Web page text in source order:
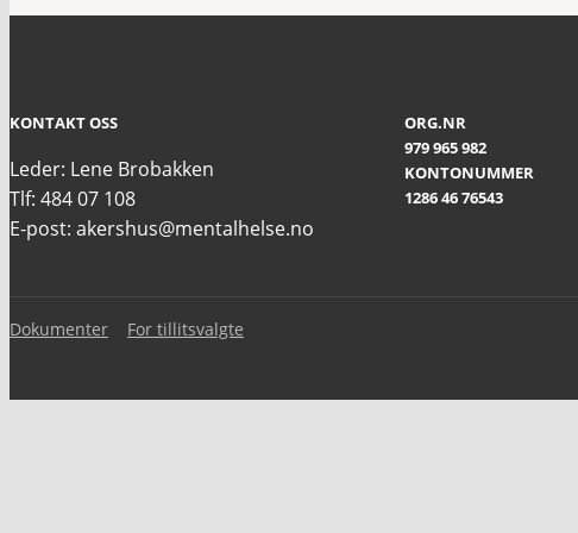
KONTAKT OSS
Leder: Lene Brobakken
Tlf: 484 07 108
E-post: akershus@mentalhelse.no
ORG.NR
979 965 982
KONTONUMMER
1286 46 76543
Dokumenter For tillitsvalgte